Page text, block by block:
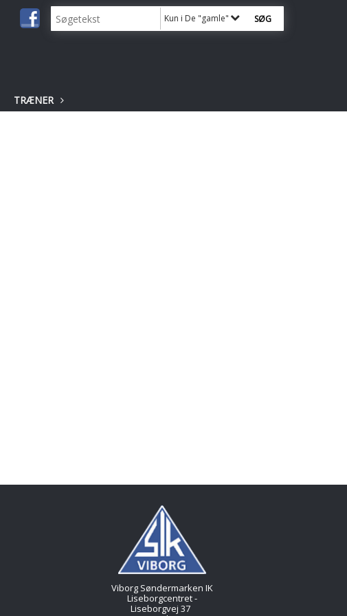
Kun i De "gamle"
TRÆNER
Viborg Søndermarken IK
Liseborgcentret -
Liseborgvej 37